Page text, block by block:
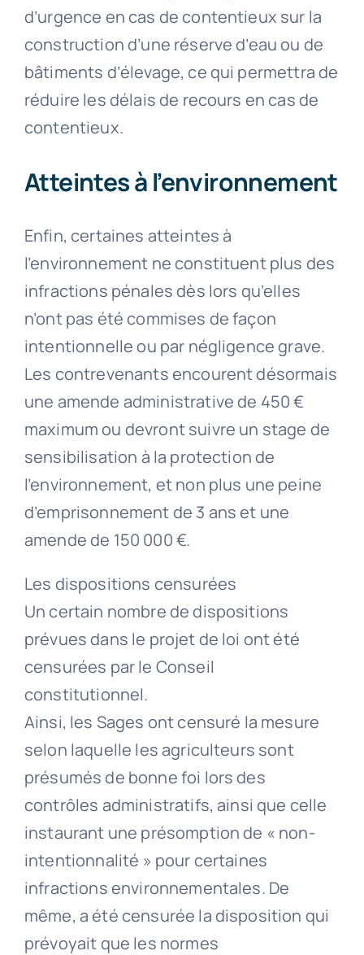
d’urgence en cas de contentieux sur la
construction d’une réserve d’eau ou de
bâtiments d’élevage, ce qui permettra de
réduire les délais de recours en cas de
contentieux.
Atteintes à l’environnement
Enfin, certaines atteintes à
l’environnement ne constituent plus des
infractions pénales dès lors qu’elles
n’ont pas été commises de façon
intentionnelle ou par négligence grave.
Les contrevenants encourent désormais
une amende administrative de 450 €
maximum ou devront suivre un stage de
sensibilisation à la protection de
l’environnement, et non plus une peine
d’emprisonnement de 3 ans et une
amende de 150 000 €.
Les dispositions censurées
Un certain nombre de dispositions
prévues dans le projet de loi ont été
censurées par le Conseil
constitutionnel.
Ainsi, les Sages ont censuré la mesure
selon laquelle les agriculteurs sont
présumés de bonne foi lors des
contrôles administratifs, ainsi que celle
instaurant une présomption de « non-
intentionnalité » pour certaines
infractions environnementales. De
même, a été censurée la disposition qui
prévoyait que les normes